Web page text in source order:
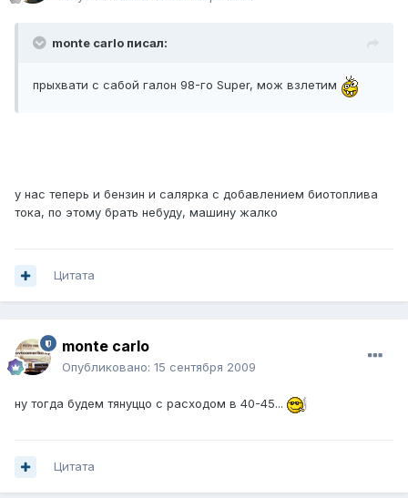
monte carlo писал:
прыхвати с сабой галон 98-го Super, мож взлетим
у нас теперь и бензин и салярка с добавлением биотоплива
тока, по этому брать небуду, машину жалко
Цитата
monte carlo
Опубликовано: 15 сентября 2009
ну тогда будем тянуццо с расходом в 40-45...
Цитата